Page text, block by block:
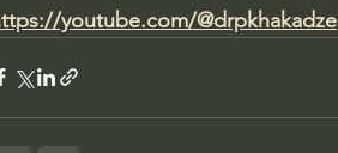
youtube.com/@drpkhakadze